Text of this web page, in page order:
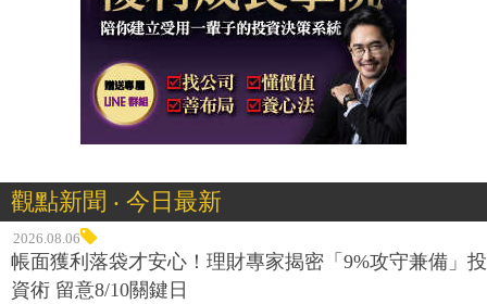
觀點新聞 ‧ 今日最新
2026.08.06
帳面獲利落袋才安心！理財專家揭密「9%攻守兼備」投
資術 留意8/10關鍵日